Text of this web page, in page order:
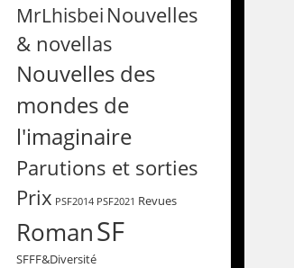
MrLhisbei Nouvelles
& novellas
Nouvelles des
mondes de
l'imaginaire
Parutions et sorties
Prix PSF2014 PSF2021 Revues
RomanSF
SFFF&Diversité